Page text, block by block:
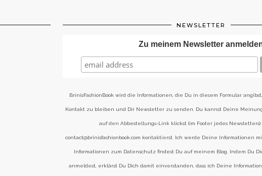
NEWSLETTER
Zu meinem Newsletter
BrinisFashionBook wird die Informationen, die Du in diesem Formular
Kontakt zu bleiben und Dir Newsletter zu senden. Du kannst Deine
auf den Abbestellungs-Link klickst (im Footer jedes
contact@brinisfashionbook.com kontaktierst. Ich werde Deine Informationen
Informationen zum Datenschutz findest Du auf meinem Blog. Indem Du
anmeldest, erklärst Du Dich damit einverstanden, dass ich Deine